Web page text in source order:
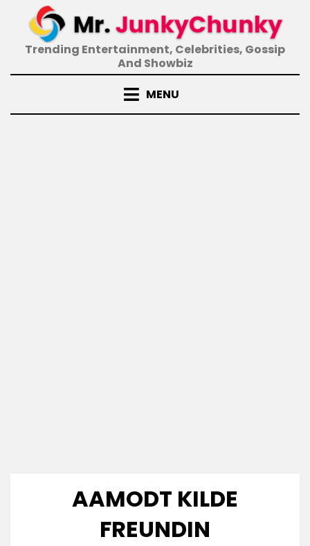
contentTrending Entertainment, Celebrities, Gossip
And Showbiz
MENU
AAMODT KILDE
FREUNDIN